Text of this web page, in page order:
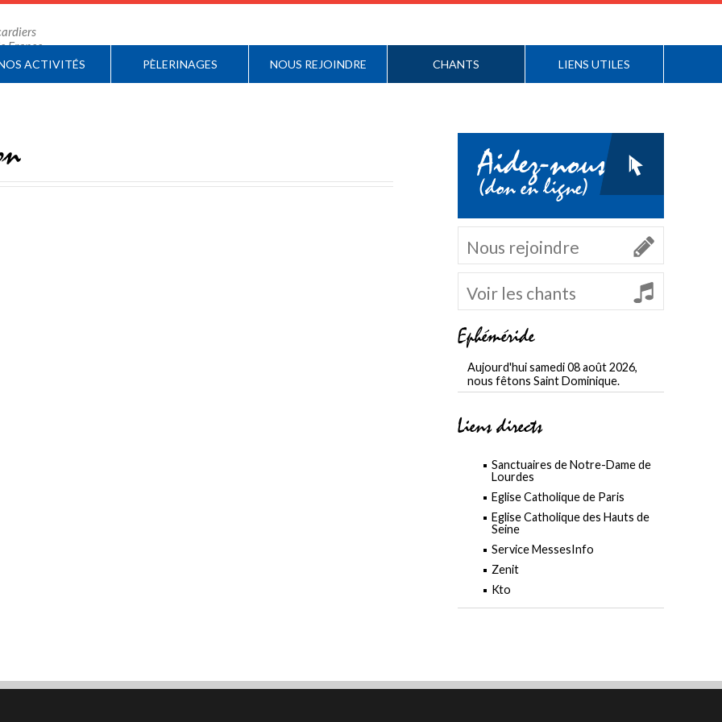
France
ACTIVITÉS PÈLERINAGES NOUS REJOINDRE CHANTS LIENS UTILES
Aidez-nous
(don en ligne)
Nous rejoindre
Voir les chants
Ephéméride
Aujourd'hui samedi 08 août 2026,
nous fêtons Saint Dominique.
Liens directs
Sanctuaires de Notre-Dame de
Lourdes
Eglise Catholique de Paris
Eglise Catholique des Hauts de
Seine
Service MessesInfo
Zenit
Kto